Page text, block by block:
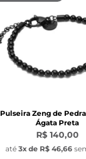
Pulseira Zeng de
Ágata Preta
R$ 140,00
até 3x de R$ 46,66